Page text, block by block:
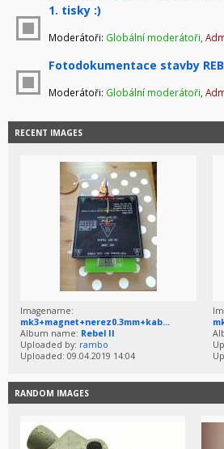
1. tisky :)
Moderátoři: Globální moderátoři
Fotodokumentace stavby
Moderátoři: Globální moderátoři
RECENT IMAGES
Imagename:
mk3+magnet+nerez0.3mm+kab...
Album name: Rebel II
Uploaded by: rambo
Uploaded: 09.04.2019 14:04
RANDOM IMAGES